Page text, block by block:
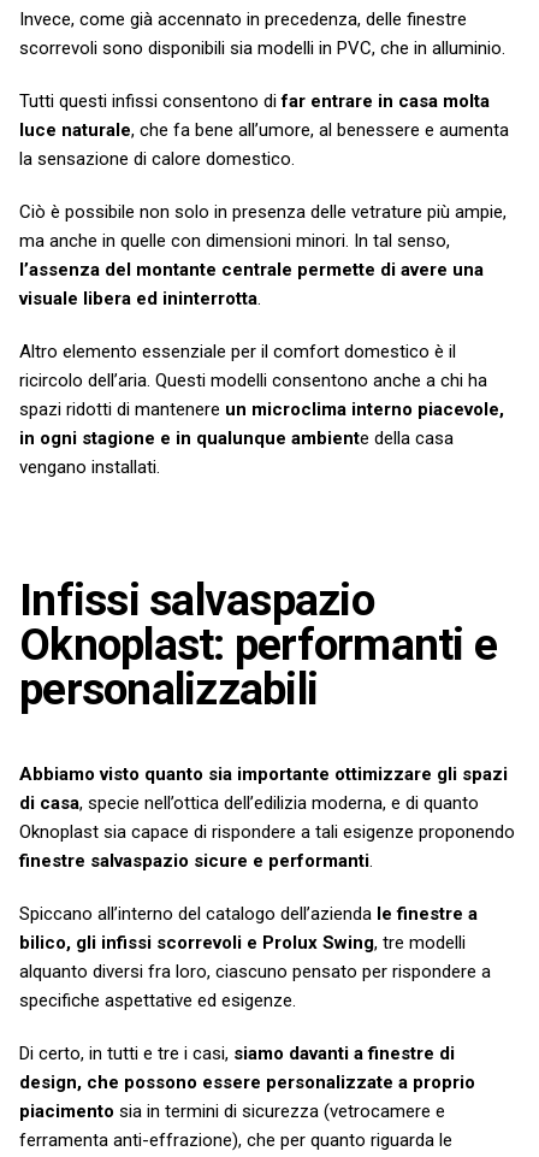
Invece, come già accennato in precedenza, delle finestre
scorrevoli sono disponibili sia modelli in PVC, che in alluminio.
Tutti questi infissi consentono difar entrare in casa molta
luce naturale, che fa bene all’umore, al benessere e aumenta
la sensazione di calore domestico.
Ciò è possibile non solo in presenza delle vetrature più ampie,
ma anche in quelle con dimensioni minori. In tal senso,
l’assenza del montante centrale permette di avere una
visuale libera ed ininterrotta.
Altro elemento essenziale per il comfort domestico è il
ricircolo dell’aria. Questi modelli consentono anche a chi ha
spazi ridotti di mantenere un microclima interno piacevole,
in ogni stagione e in qualunque ambiente della casa
vengano installati.
Infissi salvaspazio
Oknoplast: performanti e
personalizzabili
Abbiamo visto quanto sia importante ottimizzare gli spazi
di casa, specie nell’ottica dell’edilizia moderna, e di quanto
Oknoplast sia capace di rispondere a tali esigenze proponendo
finestre salvaspazio sicure e performanti.
Spiccano all’interno del catalogo dell’azienda le finestre a
bilico, gli infissi scorrevoli e Prolux Swing, tre modelli
alquanto diversi fra loro, ciascuno pensato per rispondere a
specifiche aspettative ed esigenze.
Di certo, in tutti e tre i casi, siamo davanti a finestre di
design, che possono essere personalizzate a proprio
piacimento sia in termini di sicurezza (vetrocamere e
ferramenta anti-effrazione), che per quanto riguarda le